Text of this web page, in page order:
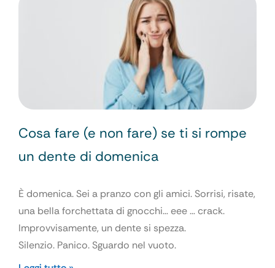
Cosa fare (e non fare) se ti si rompe
un dente di domenica
È domenica. Sei a pranzo con gli amici. Sorrisi, risate,
una bella forchettata di gnocchi… eee … crack.
Improvvisamente, un dente si spezza.
Silenzio. Panico. Sguardo nel vuoto.